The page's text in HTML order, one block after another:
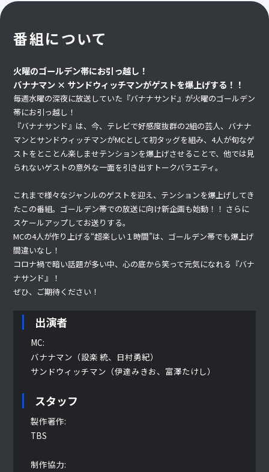
番組について
火曜のゴールデン帯にお引っ越し！
バナナマン × サンドウィッチマンがゲストを爆上げする！！
毎週水曜の深夜に放送していた『バナナサンド』が火曜のゴールデン
帯にお引っ越し！
『バナナサンド』は、今、テレビで好感度抜群の2組の芸人、バナナ
マンとサンドウィッチマンがMCとして初タッグを組み、4人が旬なゲ
ストをとことん楽しませテンションを爆上げさせることで、他では見
られないゲストの意外な一面を引き出すトークバラエティ。
これまで様々なジャンルのゲストを迎え、テンションを爆上げしてき
たこの番組。ゴールデン帯での放送に向け新企画も始動！！ さらに
スケールアップしてお送りする。
MCの4人が作り上げる“超楽しい１時間”は、ゴールデン帯でも爆上げ
間違いなし！
コロナ禍で暗い話題が多い中、心の底から笑って元気になれる『バナ
ナサンド』！
ぜひ、ご期待ください！
出演者
MC:
バナナマン（設楽 統、日村勇紀）
サンドウィッチマン（伊達みきお、富澤たけし）
スタッフ
製作著作:
TBS
制作協力: